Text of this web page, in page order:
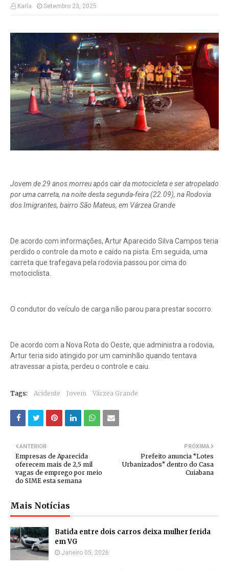
Karla Setembro 23, 2025
Jovem de 29 anos morreu após cair da motocicleta e ser atropelado
por uma carreta, na noite desta segunda-feira (22.09), na Rodovia
dos Imigrantes, bairro São Mateus, em Várzea Grande
De acordo com informações, Artur Aparecido Silva Campos teria
perdido o controle da moto e caído na pista. Em seguida, uma
carreta que trafegava pela rodovia passou por cima do
motociclista.
O condutor do veículo de carga não parou para prestar socorro.
De acordo com a Nova Rota do Oeste, que administra a rodovia,
Artur teria sido atingido por um caminhão quando tentava
atravessar a pista, perdeu o controle e caiu.
Tags: Acidente Jovem Várzea Grande
PRÓXIMA
Prefeito anuncia “Lotes
Urbanizados” dentro do Casa
Cuiabana
ANTERIOR
Empresas de Aparecida
oferecem mais de 2,5 mil
vagas de emprego por meio
do SIME esta semana
Mais Notícias
Batida entre dois carros deixa mulher ferida
em VG
Janeiro 05, 2026